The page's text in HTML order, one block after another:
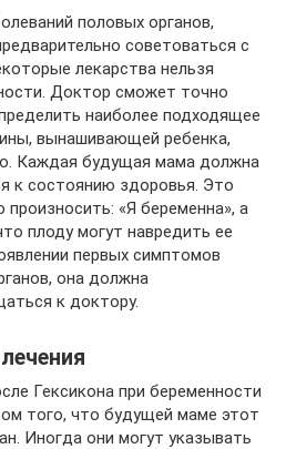
половых органов,
советоваться с
лекарства нельзя
Доктор сможет точно
наиболее подходящее
вынашивающей ребенка,
Каждая будущая мама должна
к состоянию здоровья. Это
«Я беременна», а
плоду могут навредить ее
первых симптомов
она должна
к доктору.
Гексикона при беременности
того, что будущей маме этот
Иногда они могут указывать